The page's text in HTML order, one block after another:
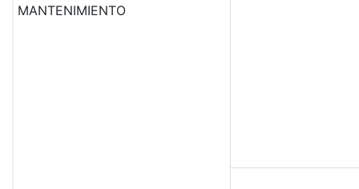
MANTENIMIENTO